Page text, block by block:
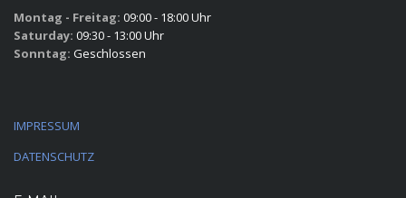
Montag - Freitag: 09:00 - 18:00 Uhr
Saturday: 09:30 - 13:00 Uhr
Sonntag: Geschlossen
IMPRESSUM
DATENSCHUTZ